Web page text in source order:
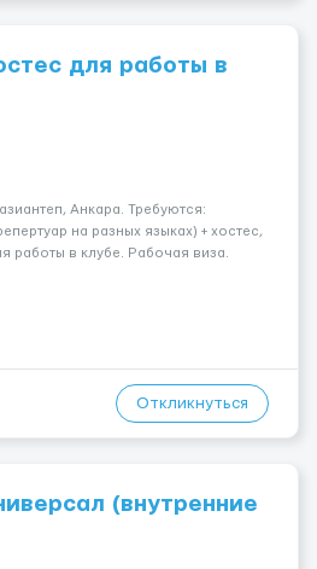
для работы в
Анкара. Требуются:
на разных языках) + хостеc,
работы в клубе. Рабочая виза.
страховка. Высокая зарплат...
Откликнуться
(внутренние